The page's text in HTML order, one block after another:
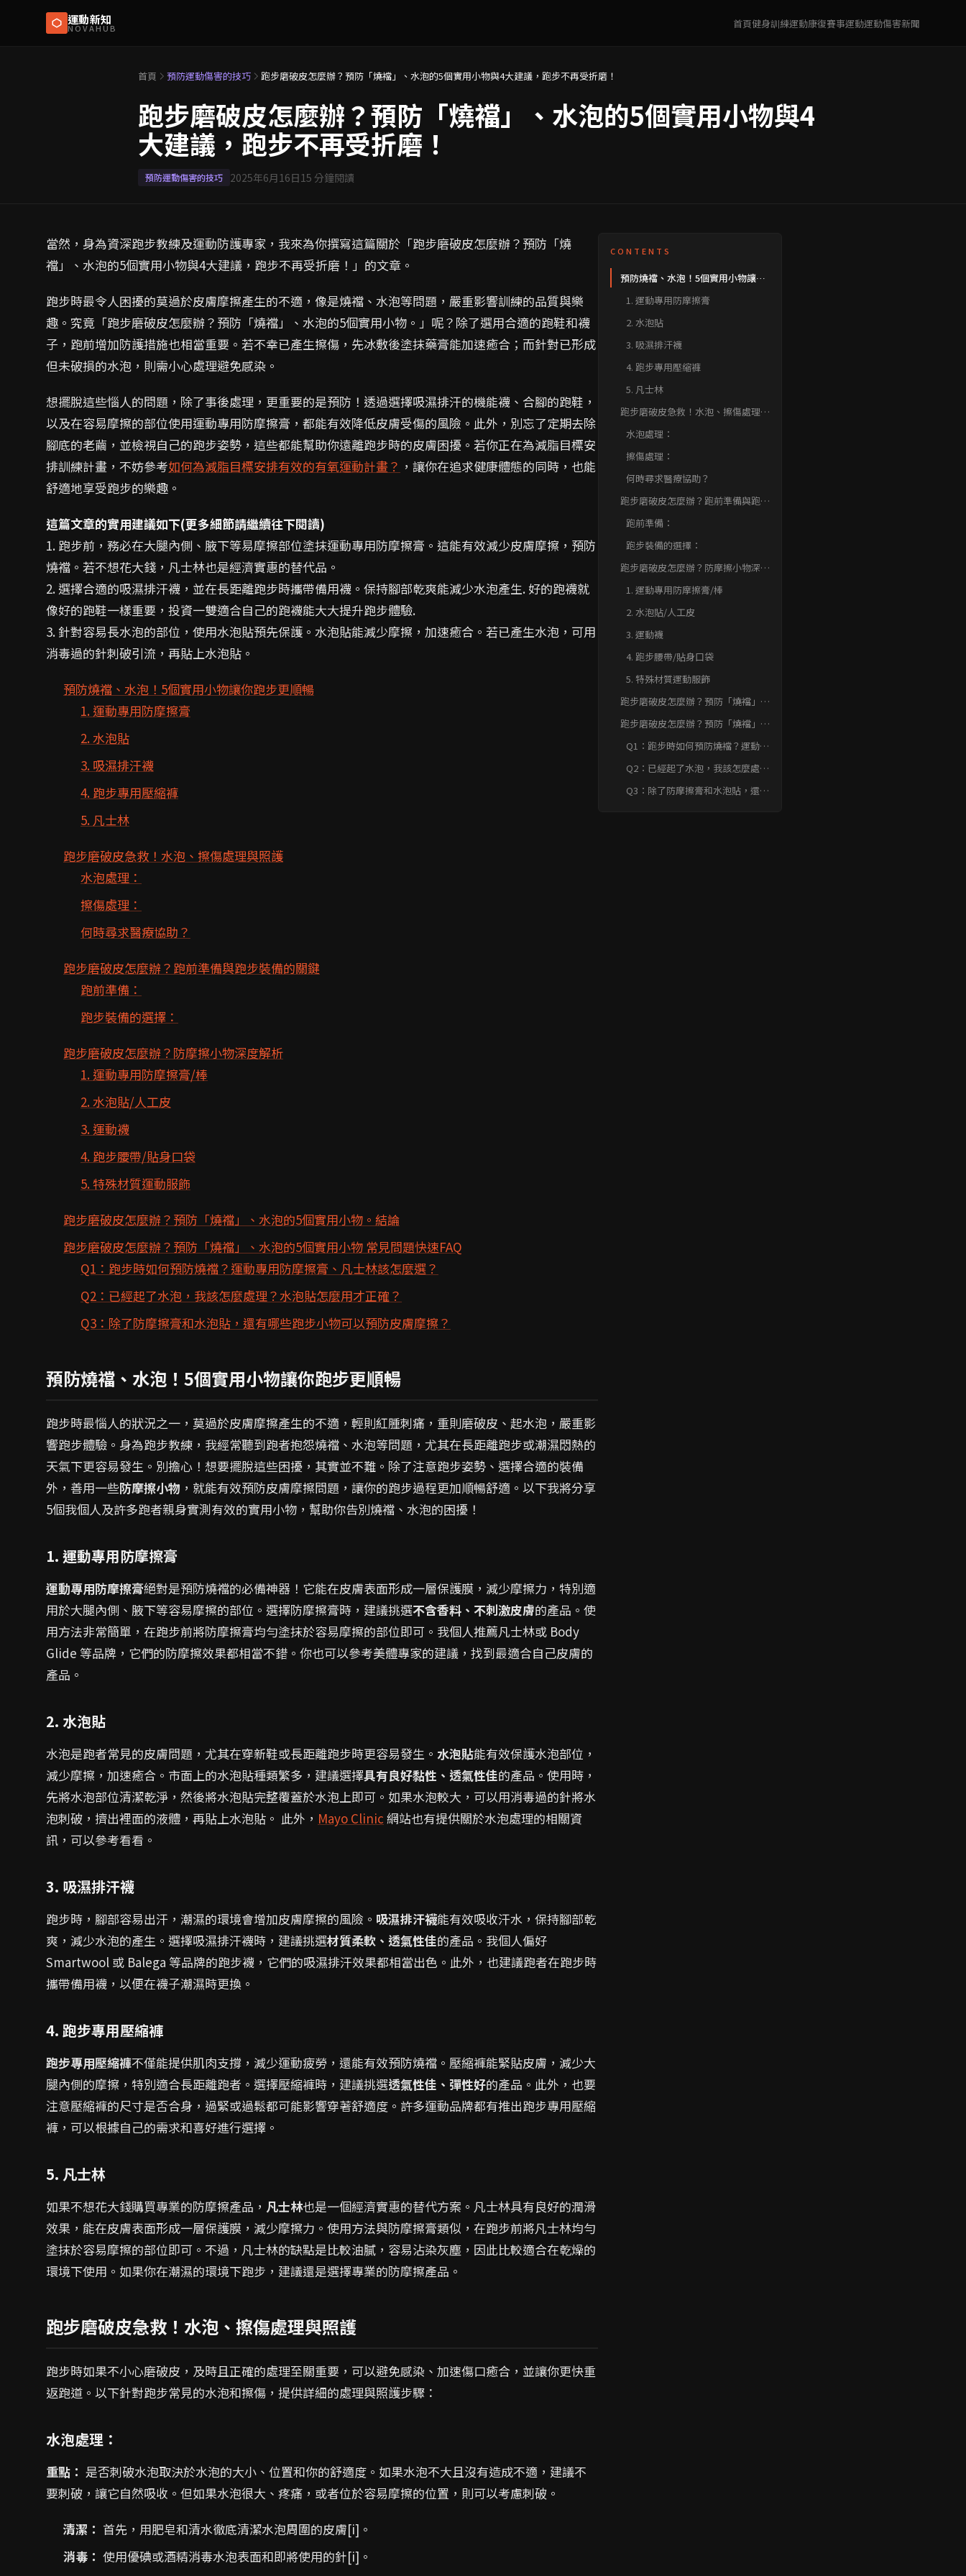
運動新知
NOVAHUB 首頁健身訓練運動康復賽事運動運動傷害新聞
首頁 預防運動傷害的技巧 跑步磨破皮怎麼辦？預防「燒襠」、水泡的5個實用小物與4大建議，跑步不再受折磨！
跑步磨破皮怎麼辦？預防「燒襠」、水泡的5個實用小物與4
大建議，跑步不再受折磨！
預防運動傷害的技巧 2025年6月16日15 分鐘閱讀
當然，身為資深跑步教練及運動防護專家，我來為你撰寫這篇關於「跑步磨破皮怎麼辦？預防「燒
襠」、水泡的5個實用小物與4大建議，跑步不再受折磨！」的文章。
跑步時最令人困擾的莫過於皮膚摩擦產生的不適，像是燒襠、水泡等問題，嚴重影響訓練的品質與樂
趣。究竟「跑步磨破皮怎麼辦？預防「燒襠」、水泡的5個實用小物。」呢？除了選用合適的跑鞋和襪
子，跑前增加防護措施也相當重要。若不幸已產生擦傷，先冰敷後塗抹藥膏能加速癒合；而針對已形成
但未破損的水泡，則需小心處理避免感染。
想擺脫這些惱人的問題，除了事後處理，更重要的是預防！透過選擇吸濕排汗的機能襪、合腳的跑鞋，
以及在容易摩擦的部位使用運動專用防摩擦膏，都能有效降低皮膚受傷的風險。此外，別忘了定期去除
腳底的老繭，並檢視自己的跑步姿勢，這些都能幫助你遠離跑步時的皮膚困擾。若你正在為減脂目標安
排訓練計畫，不妨參考如何為減脂目標安排有效的有氧運動計畫？ ，讓你在追求健康體態的同時，也能
舒適地享受跑步的樂趣。
這篇文章的實用建議如下(更多細節請繼續往下閱讀)
1. 跑步前，務必在大腿內側、腋下等易摩擦部位塗抹運動專用防摩擦膏。這能有效減少皮膚摩擦，預防
燒襠。若不想花大錢，凡士林也是經濟實惠的替代品。
2. 選擇合適的吸濕排汗襪，並在長距離跑步時攜帶備用襪。保持腳部乾爽能減少水泡產生. 好的跑襪就
像好的跑鞋一樣重要，投資一雙適合自己的跑襪能大大提升跑步體驗.
3. 針對容易長水泡的部位，使用水泡貼預先保護。水泡貼能減少摩擦，加速癒合。若已產生水泡，可用
消毒過的針刺破引流，再貼上水泡貼。
預防燒襠、水泡！5個實用小物讓你跑步更順暢
1. 運動專用防摩擦膏
2. 水泡貼
3. 吸濕排汗襪
4. 跑步專用壓縮褲
5. 凡士林
跑步磨破皮急救！水泡、擦傷處理與照護
水泡處理：
擦傷處理：
何時尋求醫療協助？
跑步磨破皮怎麼辦？跑前準備與跑步裝備的關鍵
跑前準備：
跑步裝備的選擇：
跑步磨破皮怎麼辦？防摩擦小物深度解析
1. 運動專用防摩擦膏/棒
2. 水泡貼/人工皮
3. 運動襪
4. 跑步腰帶/貼身口袋
5. 特殊材質運動服飾
跑步磨破皮怎麼辦？預防「燒襠」、水泡的5個實用小物。結論
跑步磨破皮怎麼辦？預防「燒襠」、水泡的5個實用小物 常見問題快速FAQ
Q1：跑步時如何預防燒襠？運動專用防摩擦膏、凡士林該怎麼選？
Q2：已經起了水泡，我該怎麼處理？水泡貼怎麼用才正確？
Q3：除了防摩擦膏和水泡貼，還有哪些跑步小物可以預防皮膚摩擦？
預防燒襠、水泡！5個實用小物讓你跑步更順暢
跑步時最惱人的狀況之一，莫過於皮膚摩擦產生的不適，輕則紅腫刺痛，重則磨破皮、起水泡，嚴重影
響跑步體驗。身為跑步教練，我經常聽到跑者抱怨燒襠、水泡等問題，尤其在長距離跑步或潮濕悶熱的
天氣下更容易發生。別擔心！想要擺脫這些困擾，其實並不難。除了注意跑步姿勢、選擇合適的裝備
外，善用一些防摩擦小物 ，就能有效預防皮膚摩擦問題，讓你的跑步過程更加順暢舒適。以下我將分享
5個我個人及許多跑者親身實測有效的實用小物，幫助你告別燒襠、水泡的困擾！
1. 運動專用防摩擦膏
運動專用防摩擦膏絕對是預防燒襠的必備神器！它能在皮膚表面形成一層保護膜，減少摩擦力，特別適
用於大腿內側、腋下等容易摩擦的部位。選擇防摩擦膏時，建議挑選不含香料、不刺激皮膚的產品。使
用方法非常簡單，在跑步前將防摩擦膏均勻塗抹於容易摩擦的部位即可。我個人推薦凡士林或 Body
Glide 等品牌，它們的防摩擦效果都相當不錯。你也可以參考美體專家的建議，找到最適合自己皮膚的
產品。
2. 水泡貼
水泡是跑者常見的皮膚問題，尤其在穿新鞋或長距離跑步時更容易發生。 水泡貼能有效保護水泡部位，
減少摩擦，加速癒合。市面上的水泡貼種類繁多，建議選擇具有良好黏性、透氣性佳的產品。使用時，
先將水泡部位清潔乾淨，然後將水泡貼完整覆蓋於水泡上即可。如果水泡較大，可以用消毒過的針將水
泡刺破，擠出裡面的液體，再貼上水泡貼。 此外， Mayo Clinic 網站也有提供關於水泡處理的相關資
訊，可以參考看看。
3. 吸濕排汗襪
跑步時，腳部容易出汗，潮濕的環境會增加皮膚摩擦的風險。 吸濕排汗襪能有效吸收汗水，保持腳部乾
爽，減少水泡的產生。選擇吸濕排汗襪時，建議挑選材質柔軟、透氣性佳的產品。我個人偏好
Smartwool 或 Balega 等品牌的跑步襪，它們的吸濕排汗效果都相當出色。此外，也建議跑者在跑步時
攜帶備用襪，以便在襪子潮濕時更換。
4. 跑步專用壓縮褲
跑步專用壓縮褲不僅能提供肌肉支撐，減少運動疲勞，還能有效預防燒襠。壓縮褲能緊貼皮膚，減少大
腿內側的摩擦，特別適合長距離跑者。選擇壓縮褲時，建議挑選透氣性佳、彈性好的產品。此外，也要
注意壓縮褲的尺寸是否合身，過緊或過鬆都可能影響穿著舒適度。許多運動品牌都有推出跑步專用壓縮
褲，可以根據自己的需求和喜好進行選擇。
5. 凡士林
如果不想花大錢購買專業的防摩擦產品， 凡士林也是一個經濟實惠的替代方案。凡士林具有良好的潤滑
效果，能在皮膚表面形成一層保護膜，減少摩擦力。使用方法與防摩擦膏類似，在跑步前將凡士林均勻
塗抹於容易摩擦的部位即可。不過，凡士林的缺點是比較油膩，容易沾染灰塵，因此比較適合在乾燥的
環境下使用。如果你在潮濕的環境下跑步，建議還是選擇專業的防摩擦產品。
跑步磨破皮急救！水泡、擦傷處理與照護
跑步時如果不小心磨破皮，及時且正確的處理至關重要，可以避免感染、加速傷口癒合，並讓你更快重
返跑道。以下針對跑步常見的水泡和擦傷，提供詳細的處理與照護步驟：
水泡處理：
重點： 是否刺破水泡取決於水泡的大小、位置和你的舒適度。如果水泡不大且沒有造成不適，建議不
要刺破，讓它自然吸收。但如果水泡很大、疼痛，或者位於容易摩擦的位置，則可以考慮刺破。
清潔： 首先，用肥皂和清水徹底清潔水泡周圍的皮膚[i]。
消毒： 使用優碘或酒精消毒水泡表面和即將使用的針[i]。
CONTENTS
預防燒襠、水泡！5個實用小物讓你
1. 運動專用防摩擦膏
2. 水泡貼
3. 吸濕排汗襪
4. 跑步專用壓縮褲
5. 凡士林
跑步磨破皮急救！水泡、擦傷處理與
水泡處理：
擦傷處理：
何時尋求醫療協助？
跑步磨破皮怎麼辦？跑前準備與跑步
跑前準備：
跑步裝備的選擇：
跑步磨破皮怎麼辦？防摩擦小物深度
1. 運動專用防摩擦膏/棒
2. 水泡貼/人工皮
3. 運動襪
4. 跑步腰帶/貼身口袋
5. 特殊材質運動服飾
跑步磨破皮怎麼辦？預防「燒襠」、
跑步磨破皮怎麼辦？預防「燒襠」、
FAQ
Q1：跑步時如何預防燒襠？運動專
Q2：已經起了水泡，我該怎麼處
Q3：除了防摩擦膏和水泡貼，還有